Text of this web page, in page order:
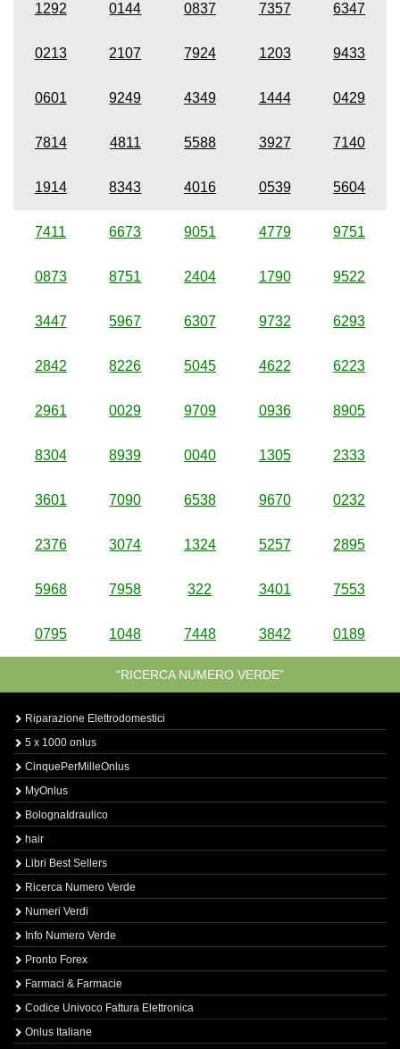
1292 0144 0837 7357 6347
0213 2107 7924 1203 9433
0601 9249 4349 1444 0429
7814 4811 5588 3927 7140
1914 8343 4016 0539 5604
7411 6673 9051 4779 9751
0873 8751 2404 1790 9522
3447 5967 6307 9732 6293
2842 8226 5045 4622 6223
2961 0029 9709 0936 8905
8304 8939 0040 1305 2333
3601 7090 6538 9670 0232
2376 3074 1324 5257 2895
5968 7958 322 3401 7553
0795 1048 7448 3842 0189
“RICERCA NUMERO VERDE”
Riparazione Elettrodomestici
5 x 1000 onlus
CinquePerMilleOnlus
MyOnlus
BolognaIdraulico
hair
Libri Best Sellers
Ricerca Numero Verde
Numeri Verdi
Info Numero Verde
Pronto Forex
Farmaci & Farmacie
Codice Univoco Fattura Elettronica
Onlus Italiane